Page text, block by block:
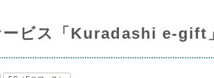
ービス「Kuradashi e-gift